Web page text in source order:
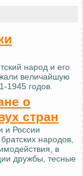
народ и его
величайшую
1945 годов.
о
стран
и России
народов,
в
дружбы, тесные